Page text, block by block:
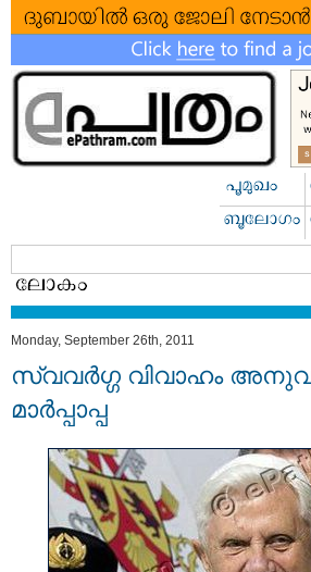
Monday, September 26th, 2011
സ്വവര്‍ഗ്ഗ വിവാഹം
മാര്‍പ്പാപ്പ